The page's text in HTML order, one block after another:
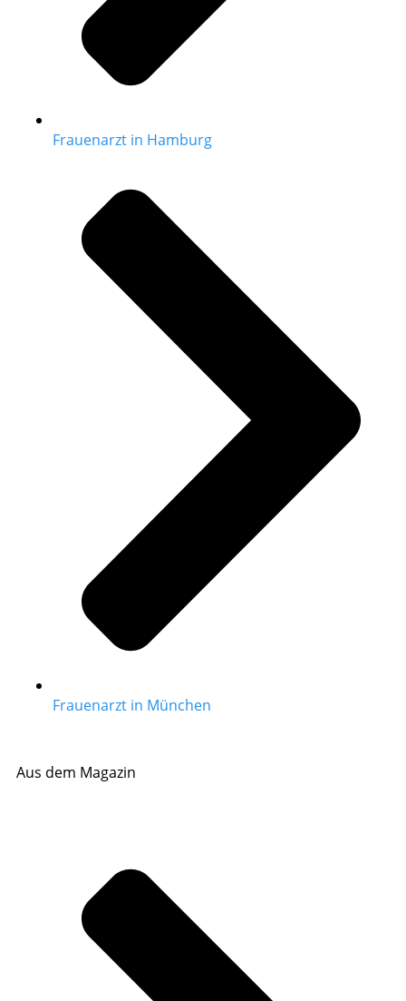
Frauenarzt in Hamburg
Frauenarzt in München
Aus dem Magazin